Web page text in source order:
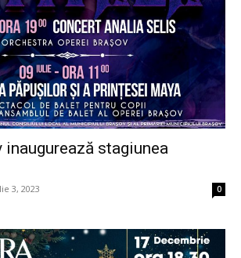
inaugurează stagiunea
3, 2023 0